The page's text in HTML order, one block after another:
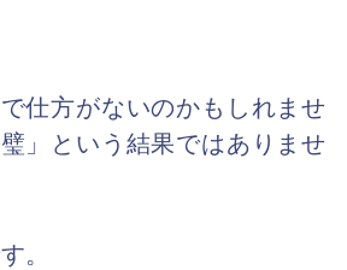
仕方がないのかもしれませ
」という結果ではありませ
。